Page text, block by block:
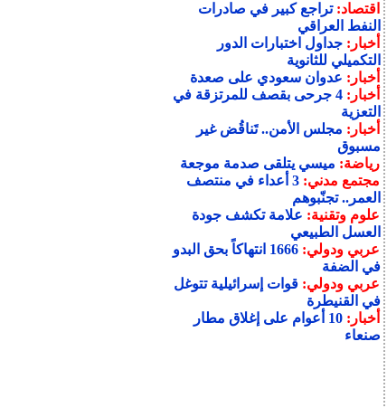
اقتصاد:تراجع كبير في صادرات
النفط العراقي
أخبار:جداول اختبارات الدور
التكميلي للثانوية
أخبار: عدوان سعودي على صعدة
أخبار:
4 جرحى بقصف للمرتزقة في
التعزية
أخبار: مجلس الأمن.. تَناقُض غير
مسبوق
رياضة: ميسي يتلقى صدمة موجعة
مجتمع مدني:
3 أعداء في منتصف
العمر.. تجنّبوهم
علوم وتقنية: علامة تكشف جودة
العسل الطبيعي
عربي ودولي:
1666 انتهاكاً بحق البدو
في الضفة
عربي ودولي:قوات إسرائيلية تتوغل
في القنيطرة
أخبار:
10 أعوام على إغلاق مطار
صنعاء